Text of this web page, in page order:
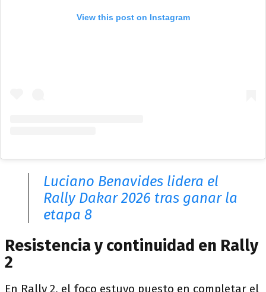
View this post on Instagram
Luciano Benavides lidera el
Rally Dakar 2026 tras ganar la
etapa 8
Resistencia y continuidad en Rally
2
En Rally 2, el foco estuvo puesto en completar el